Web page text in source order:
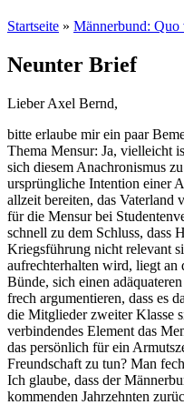
Startseite » Männerbund: Quo
Neunter Brief
Lieber Axel Bernd,
bitte erlaube mir ein paar
Thema Mensur: Ja, vielleicht
sich diesem Anachronismus
ursprüngliche Intention einer
allzeit bereiten, das Vaterland
für die Mensur bei
schnell zu dem Schluss, dass
Kriegsführung nicht relevant
aufrechterhalten wird, liegt an
Bünde, sich einen
frech argumentieren, dass es
die Mitglieder zweiter Klasse
verbindendes Element das
das persönlich für ein
Freundschaft zu tun? Man
Ich glaube, dass der
kommenden Jahrzehnten